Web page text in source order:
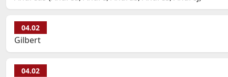
04.02
Gilbert
04.02